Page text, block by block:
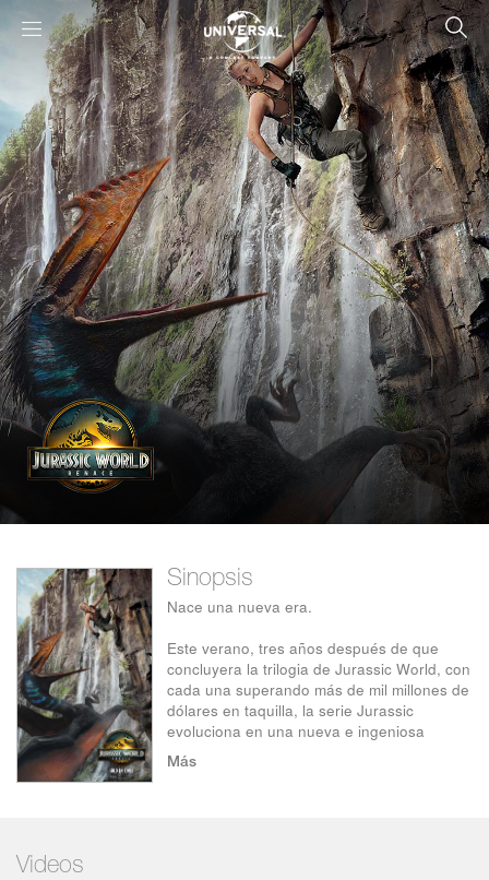
Sinopsis
Nace una nueva era.
Este verano, tres años después de que
concluyera la trilogia de Jurassic World, con
cada una superando más de mil millones de
dólares en taquilla, la serie Jurassic
evoluciona en una nueva e ingeniosa
dirección en Jurassic World: Renace
Más
Videos